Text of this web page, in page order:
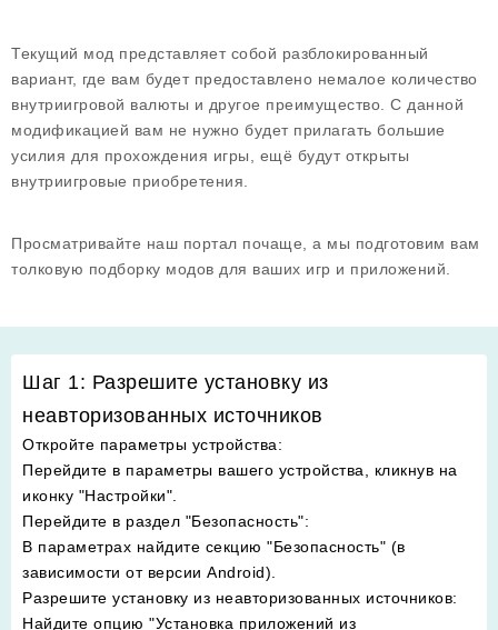
Текущий мод представляет собой разблокированный
вариант, где вам будет предоставлено немалое количество
внутриигровой валюты и другое преимущество. С данной
модификацией вам не нужно будет прилагать большие
усилия для прохождения игры, ещё будут открыты
внутриигровые приобретения.
Просматривайте наш портал почаще, а мы подготовим вам
толковую подборку модов для ваших игр и приложений.
Шаг 1: Разрешите установку из
неавторизованных источников
Откройте параметры устройства:
Перейдите в параметры вашего устройства, кликнув на
иконку "Настройки".
Перейдите в раздел "Безопасность":
В параметрах найдите секцию "Безопасность" (в
зависимости от версии Android).
Разрешите установку из неавторизованных источников:
Найдите опцию "Установка приложений из